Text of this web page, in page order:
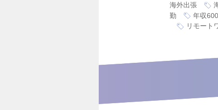
海外出張
勤
年収
リモート